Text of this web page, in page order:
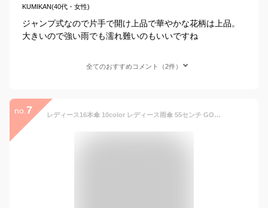
KUMIKAN(40代・女性)
ジャンプ式なので片手で開け上品で華やかな花柄は上品。
大きいので強い雨でも濡れ難いのもいいですね
全てのおすすめコメント（2件）
no. 7 レディース16本傘 10color レディース雨傘 55センチ GOODデザイン 女性用 婦人用 長傘 雨傘 おしゃれ 通勤通学 撥水性 プレゼント ギフト 贈り物 誕生日 クリスマス ギフト プレゼント 贈り物